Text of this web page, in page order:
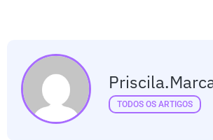
TODOS OS ARTIGOS